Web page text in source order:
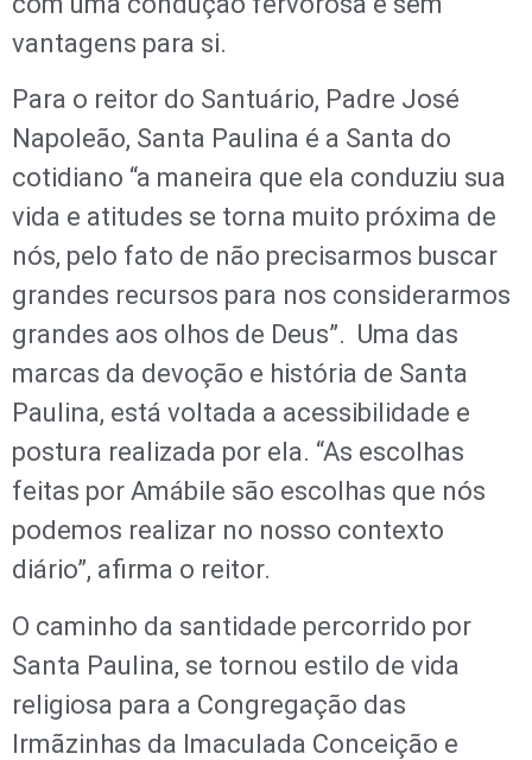
vantagens para si.
Para o reitor do Santuário, Padre José
Napoleão, Santa Paulina é a Santa do
cotidiano “a maneira que ela conduziu sua
vida e atitudes se torna muito próxima de
nós, pelo fato de não precisarmos buscar
grandes recursos para nos considerarmos
grandes aos olhos de Deus”. Uma das
marcas da devoção e história de Santa
Paulina, está voltada a acessibilidade e
postura realizada por ela. “As escolhas
feitas por Amábile são escolhas que nós
podemos realizar no nosso contexto
diário”, afirma o reitor.
O caminho da santidade percorrido por
Santa Paulina, se tornou estilo de vida
religiosa para a Congregação das
Irmãzinhas da Imaculada Conceição e